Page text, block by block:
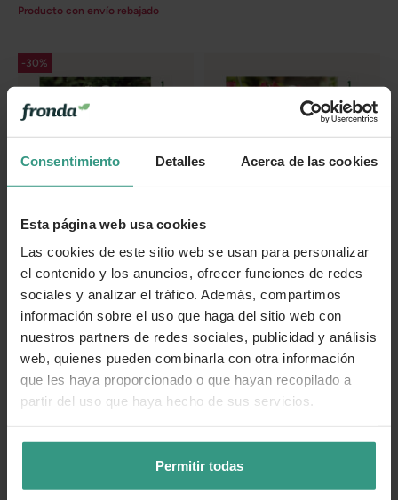
Consentimiento Detalles Acerca de las cookies
Esta página web usa cookies
Las cookies de este sitio web se usan para personalizar
el contenido y los anuncios, ofrecer funciones de redes
sociales y analizar el tráfico. Además, compartimos
información sobre el uso que haga del sitio web con
nuestros partners de redes sociales, publicidad y análisis
web, quienes pueden combinarla con otra información
que les haya proporcionado o que hayan recopilado a
partir del uso que haya hecho de sus servicios.
Permitir todas
Producto con envío rebajado
-30%
Semilla alelí de niza variada
1,39 €
Semilla clavel doble rojo
1,99 €